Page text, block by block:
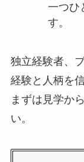
一つひ
す。
独立経験者、
経験と人柄を
まずは見学か
い。